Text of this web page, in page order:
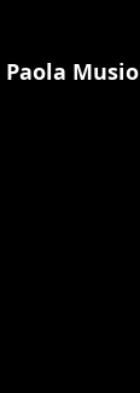
Paola Musio